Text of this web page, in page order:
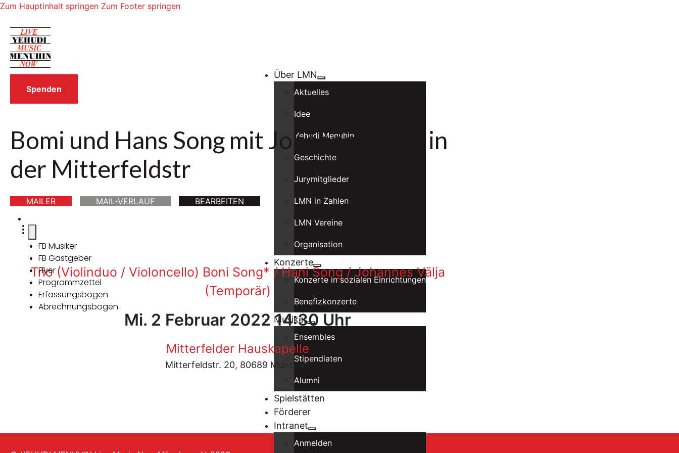
Zum Hauptinhalt springen Zum Footer springen
Über LMN
Aktuelles
Idee
Yehudi Menuhin
Geschichte
Jurymitglieder
LMN in Zahlen
LMN Vereine
Organisation
Konzerte
Konzerte in sozialen Einrichtungen
Benefizkonzerte
Musiker
Ensembles
Stipendiaten
Alumni
Spielstätten
Förderer
Intranet
Anmelden
Spenden
Bomi und Hans Song mit Johannes Välja in
der Mitterfeldstr
MAILER MAIL-VERLAUF BEARBEITEN
FB Musiker
FB Gastgeber
Flyer
Programmzettel
Erfassungsbogen
Abrechnungsbogen
Trio (Violinduo / Violoncello) Boni Song* / Hani Song / Johannes Välja
(Temporär)
Mi. 2 Februar 2022 14:30 Uhr
Mitterfelder Hauskapelle
Mitterfeldstr. 20, 80689 München